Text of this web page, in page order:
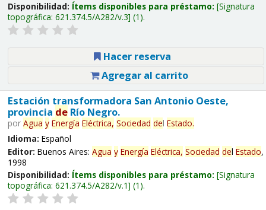
Disponibilidad: Ítems disponibles para préstamo: Signatura
topográfica: 621.374.5/A282/v.3 (1).
Hacer reserva
Agregar al carrito
Estación transformadora San Antonio Oeste,
provincia deRío Negro.
por Agua y Energía Eléctrica, Sociedad del Estado.
Idioma: Español
Editor: Buenos Aires: Agua y Energía Eléctrica, Sociedad del Estado,
1998
Disponibilidad: Ítems disponibles para préstamo: Signatura
topográfica: 621.374.5/A282/v.1 (1).